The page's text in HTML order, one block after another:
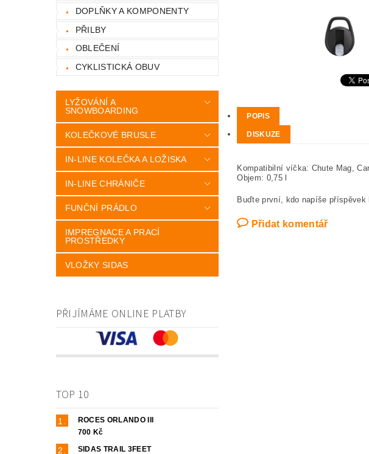
DOPLŇKY A KOMPONENTY
PŘILBY
OBLEČENÍ
CYKLISTICKÁ OBUV
LYŽOVÁNÍ A
SNOWBOARDING
KOLEČKOVÉ BRUSLE
IN-LINE KOLEČKA A LOŽISKA
IN-LINE CHRÁNIČE
FUNČNÍ PRÁDLO
IMPREGNACE A PRACÍ
PROSTŘEDKY
VLOŽKY SIDAS
PŘIJÍMÁME ONLINE PLATBY
TOP 10
ROCES ORLANDO III
700 Kč
SIDAS TRAIL 3FEET
POPIS
DISKUZE
Kompatibilní víčka: Chute Mag,
Objem: 0,75 l
Buďte první, kdo napíše příspěvek
Přidat komentář